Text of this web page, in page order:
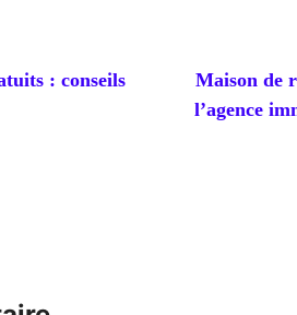
: conseils
Maison de
l’agence